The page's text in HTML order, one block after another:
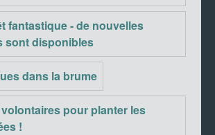
fantastique - de nouvelles
sont disponibles
dans la brume
pour planter les
!